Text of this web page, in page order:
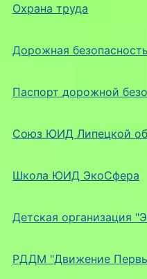
Охрана труда
Дорожная безопасность
Паспорт дорожной
Союз ЮИД Липецкой
Школа ЮИД ЭкоСфера
Детская организация
РДДМ "Движение